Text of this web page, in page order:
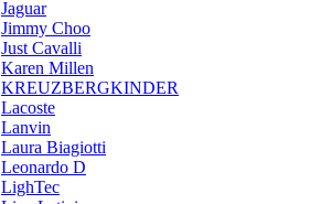
Jaguar
Jimmy Choo
Just Cavalli
Karen Millen
KREUZBERGKINDER
Lacoste
Lanvin
Laura Biagiotti
Leonardo D
LighTec